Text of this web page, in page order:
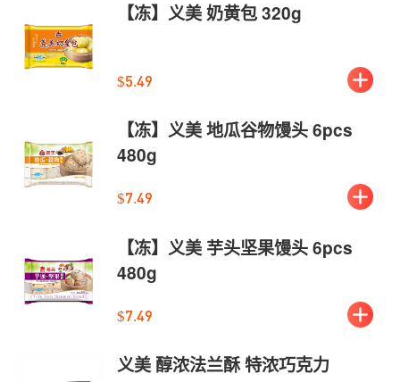
【冻】义美 奶黄包 320g
$5.49
【冻】义美 地瓜谷物馒头 6pcs
480g
$7.49
【冻】义美 芋头坚果馒头 6pcs
480g
$7.49
义美 醇浓法兰酥 特浓巧克力